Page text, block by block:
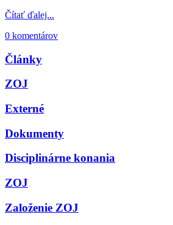
Čítať ďalej...
0 komentárov
Články
ZOJ
Externé
Dokumenty
Disciplinárne konania
ZOJ
Založenie ZOJ